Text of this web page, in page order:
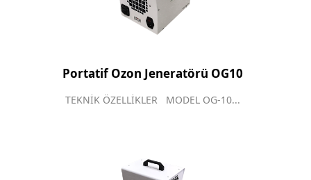
Portatif Ozon Jeneratörü OG10
TEKNİK ÖZELLİKLER MODEL OG-10...